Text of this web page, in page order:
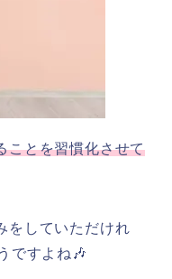
ことを習慣化させて
をしていただけれ
ですよね🎶